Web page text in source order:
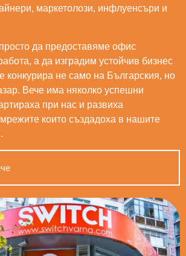
маркетолози, инфлуенсъри и
да предоставяме офис
а да изградим устойчив бизнес
конкурира не само на Българския, но
Вече има няколко успешни
при нас и развиха
които създадоха в нашите